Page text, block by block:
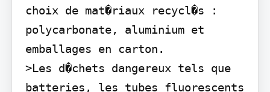
choix de mat�riaux recycl�s :
polycarbonate, aluminium et
emballages en carton.
>Les d�chets dangereux tels que
batteries, les tubes fluorescents